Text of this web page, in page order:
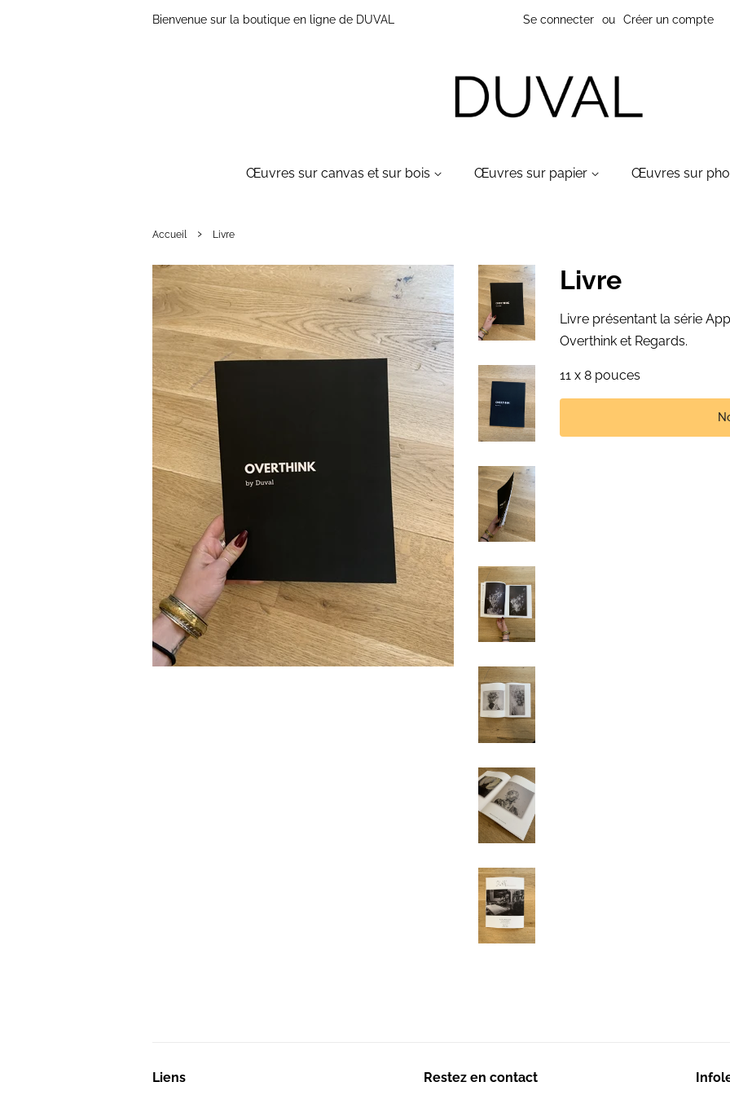
Bienvenue sur la boutique en ligne de DUVAL Se connecter ou Créer un compte
Œuvres sur canvas et sur bois Œuvres sur papier Œuvres sur
Accueil › Livre
Livre
Livre présentant la série
Overthink et Regards.
11 x 8 pouces
Liens Restez en contact